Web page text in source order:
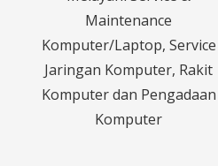
Maintenance
Komputer/Laptop, Service
Jaringan Komputer, Rakit
Komputer dan Pengadaan
Komputer